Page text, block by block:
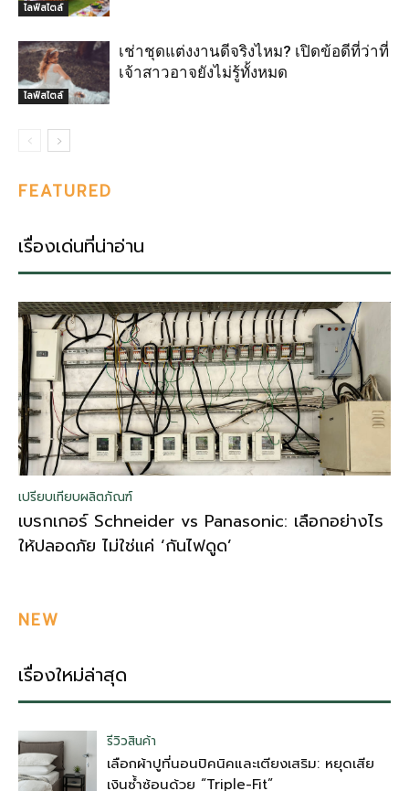
ไลฟ์สไตล์
ไลฟ์สไตล์
เช่าชุดแต่งงานดีจริงไหม? เปิดข้อดีที่ว่าที่
เจ้าสาวอาจยังไม่รู้ทั้งหมด
FEATURED
เรื่องเด่นที่น่าอ่าน
เปรียบเทียบผลิตภัณฑ์
เบรกเกอร์ Schneider vs Panasonic: เลือกอย่างไร
ให้ปลอดภัย ไม่ใช่แค่ ‘กันไฟดูด’
NEW
เรื่องใหม่ล่าสุด
รีวิวสินค้า
เลือกผ้าปูที่นอนปิคนิคและเตียงเสริม: หยุดเสีย
เงินซ้ำซ้อนด้วย “Triple-Fit”